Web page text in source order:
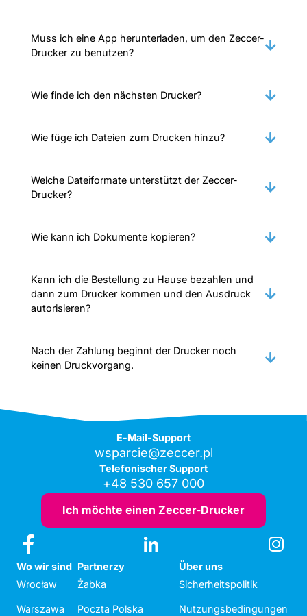
Muss ich eine App herunterladen, um den Zeccer-
Drucker zu benutzen?
Wie finde ich den nächsten Drucker?
Wie füge ich Dateien zum Drucken hinzu?
Welche Dateiformate unterstützt der Zeccer-
Drucker?
Wie kann ich Dokumente kopieren?
Kann ich die Bestellung zu Hause bezahlen und
dann zum Drucker kommen und den Ausdruck
autorisieren?
Nach der Zahlung beginnt der Drucker noch
keinen Druckvorgang.
E-Mail-Support
wsparcie@zeccer.pl
Telefonischer Support
+48 530 657 000
Ich möchte einen Zeccer-Drucker
Wo wir sind
Wrocław
Warszawa
Partnerzy
Żabka
Poczta Polska
Über uns
Sicherheitspolitik
Nutzungsbedingungen